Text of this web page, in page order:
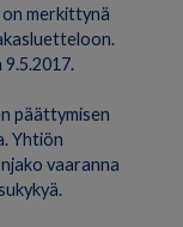
on merkittynä
päättymisen
Yhtiön
vaaranna